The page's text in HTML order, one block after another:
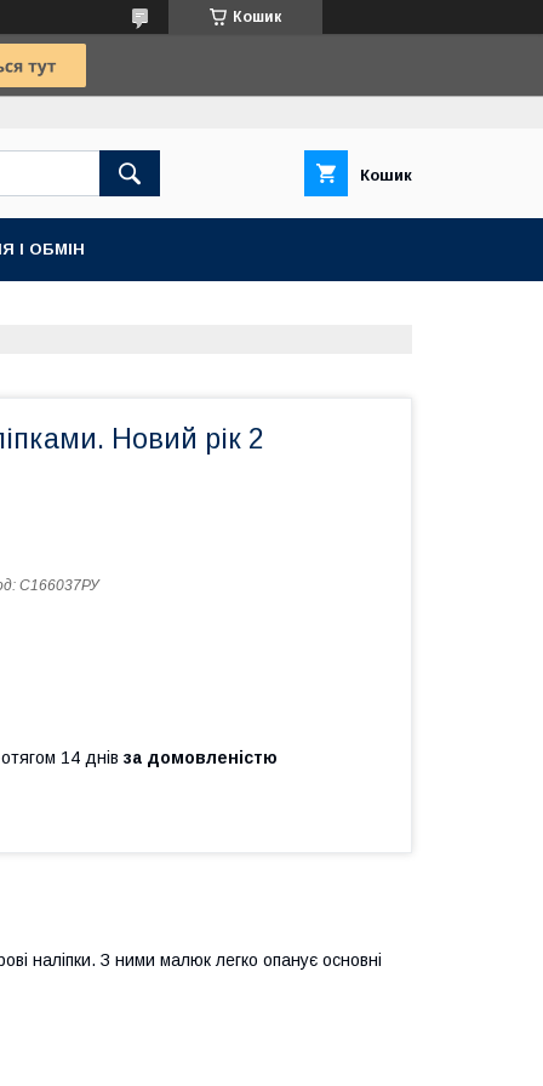
Кошик
Кошик
І ОБМІН
Новий рік 2
С166037РУ
14 днів за домовленістю
наліпки. З ними малюк легко опанує основні